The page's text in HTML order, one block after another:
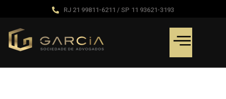
RJ 21 99811-6211 / SP 11 93621-3193